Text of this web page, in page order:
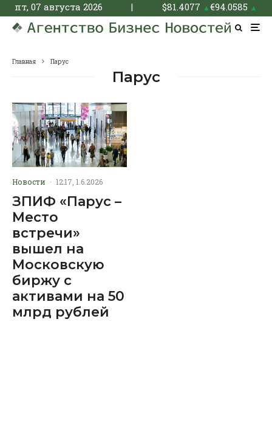
пт, 07 августа 2026 | $81.4077 ▲€94.0585 ▲
Главная Парус
Парус
Новости · 12:17, 1.6.2026
ЗПИФ «Парус –
Место
встречи»
вышел на
Московскую
биржу с
активами на 50
млрд рублей